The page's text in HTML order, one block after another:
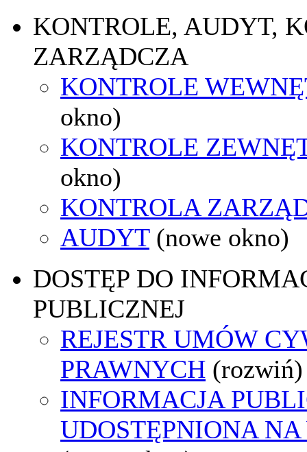
KONTROLE, AUDYT,
ZARZĄDCZA
KONTROLE
okno)
KONTROLE
okno)
KONTROLA
AUDYT (nowe okno)
DOSTĘP DO
PUBLICZNEJ
REJESTR UMÓW
PRAWNYCH (rozwiń)
INFORMACJA
UDOSTĘPNIONA